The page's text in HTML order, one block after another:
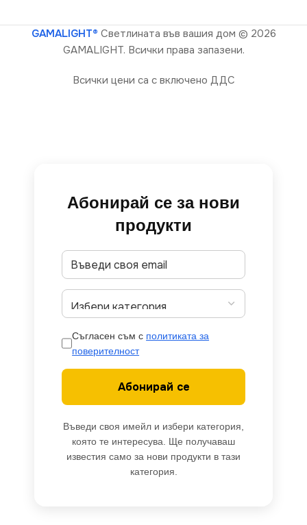
GAMALIGHT® Светлината във вашия дом © 2026
GAMALIGHT. Всички права запазени.
Всички цени са с включено ДДС
Абонирай се за нови
продукти
Съгласен съм с политиката за
поверителност
Абонирай се
Въведи своя имейл и избери категория,
която те интересува. Ще получаваш
известия само за нови продукти в тази
категория.